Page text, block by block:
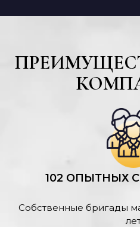
102 ОПЫТНЫХ
Собственные бригады